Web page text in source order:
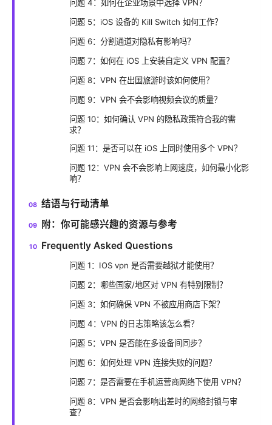
问题 4：如何在企业场景中选择 VPN？
问题 5：iOS 设备的 Kill Switch 如何工作？
问题 6：分割通道对隐私有影响吗？
问题 7：如何在 iOS 上安装自定义 VPN 配置？
问题 8：VPN 在出国旅游时该如何使用？
问题 9：VPN 会不会影响视频会议的质量？
问题 10：如何确认 VPN 的隐私政策符合我的需
求？
问题 11：是否可以在 iOS 上同时使用多个 VPN？
问题 12：VPN 会不会影响上网速度，如何最小化影
响？
结语与行动清单
附：你可能感兴趣的资源与参考
Frequently Asked Questions
问题 1：IOS vpn 是否需要越狱才能使用？
问题 2：哪些国家/地区对 VPN 有特别限制？
问题 3：如何确保 VPN 不被应用商店下架？
问题 4：VPN 的日志策略该怎么看？
问题 5：VPN 是否能在多设备间同步？
问题 6：如何处理 VPN 连接失败的问题？
问题 7：是否需要在手机运营商网络下使用 VPN？
问题 8：VPN 是否会影响出差时的网络封锁与审
查？